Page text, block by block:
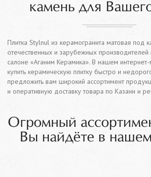
камень для
Плитка Stylnul из керамогранита матовая под
отечественных и зарубежных производителей
салоне «Аганим Керамика». В нашем
купить керамическую плитку быстро и
предложить вам широкий ассортимент
и оперативную доставку товара по Казани и
Огромный
Вы найдёте в